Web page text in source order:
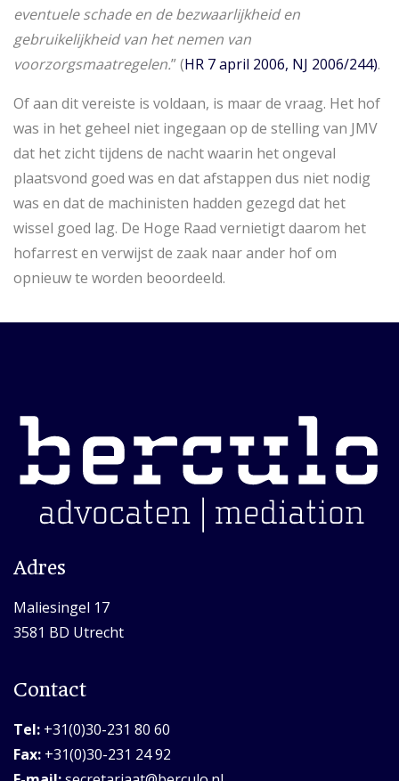
eventuele schade en de bezwaarlijkheid en
gebruikelijkheid van het nemen van
voorzorgsmaatregelen.” (HR 7 april 2006, NJ 2006/244).
Of aan dit vereiste is voldaan, is maar de vraag. Het hof
was in het geheel niet ingegaan op de stelling van JMV
dat het zicht tijdens de nacht waarin het ongeval
plaatsvond goed was en dat afstappen dus niet nodig
was en dat de machinisten hadden gezegd dat het
wissel goed lag. De Hoge Raad vernietigt daarom het
hofarrest en verwijst de zaak naar ander hof om
opnieuw te worden beoordeeld.
Adres
Maliesingel 17
3581 BD Utrecht
Contact
Tel: +31(0)30-231 80 60
Fax: +31(0)30-231 24 92